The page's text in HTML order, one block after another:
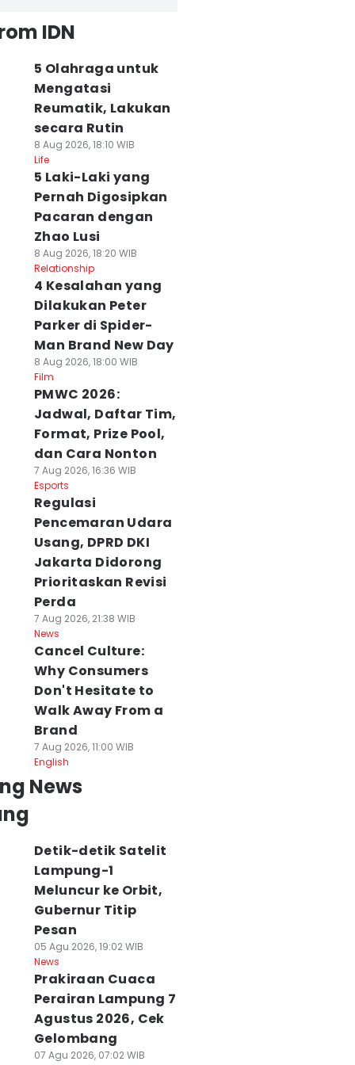
IDN
5 Olahraga untuk
Mengatasi
Reumatik, Lakukan
secara Rutin
8 Aug 2026, 18:10 WIB
Life
5 Laki-Laki yang
Pernah Digosipkan
Pacaran dengan
Zhao Lusi
8 Aug 2026, 18:20 WIB
Relationship
4 Kesalahan yang
Dilakukan Peter
Parker di Spider-
Man Brand New Day
8 Aug 2026, 18:00 WIB
Film
PMWC 2026:
Jadwal, Daftar Tim,
Format, Prize Pool,
dan Cara Nonton
7 Aug 2026, 16:36 WIB
Esports
Regulasi
Pencemaran Udara
Usang, DPRD DKI
Jakarta Didorong
Prioritaskan Revisi
Perda
7 Aug 2026, 21:38 WIB
News
Cancel Culture:
Why Consumers
Don't Hesitate to
Walk Away From a
Brand
7 Aug 2026, 11:00 WIB
English
News
Detik-detik Satelit
Lampung-1
Meluncur ke Orbit,
Gubernur Titip
Pesan
05 Agu 2026, 19:02 WIB
News
Prakiraan Cuaca
Perairan Lampung 7
Agustus 2026, Cek
Gelombang
07 Agu 2026, 07:02 WIB